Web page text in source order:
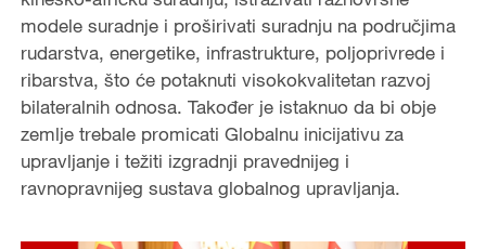
modele suradnje i proširivati suradnju na područjima
rudarstva, energetike, infrastrukture, poljoprivrede i
ribarstva, što će potaknuti visokokvalitetan razvoj
bilateralnih odnosa. Također je istaknuo da bi obje
zemlje trebale promicati Globalnu inicijativu za
upravljanje i težiti izgradnji pravednijeg i
ravnopravnijeg sustava globalnog upravljanja.